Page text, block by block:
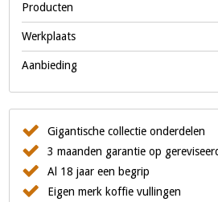
Producten
Werkplaats
Aanbieding
Gigantische collectie onderdelen
3 maanden garantie op
Al 18 jaar een begrip
Eigen merk koffie vullingen